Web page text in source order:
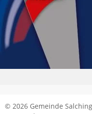
© 2026 Gemeinde Salching